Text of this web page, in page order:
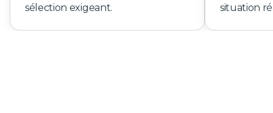
sélection exigeant.
situation